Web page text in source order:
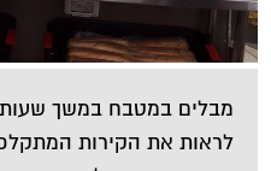
מבלים במטבח במשך